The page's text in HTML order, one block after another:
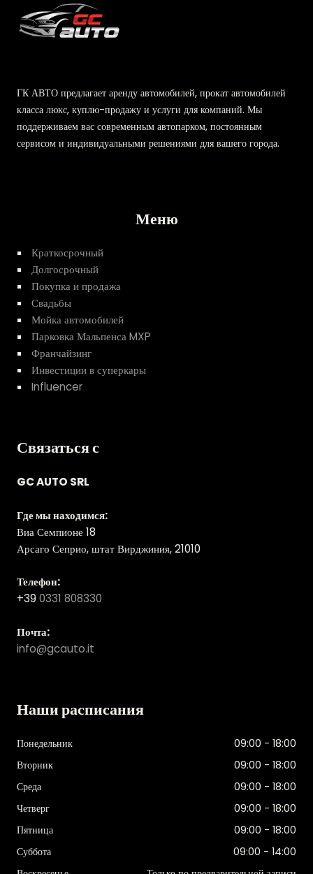
ГК АВТО предлагает аренду автомобилей, прокат автомобилей
класса люкс, куплю-продажу и услуги для компаний. Мы
поддерживаем вас современным автопарком, постоянным
сервисом и индивидуальными решениями для вашего города.
Меню
Краткосрочный
Долгосрочный
Покупка и продажа
Свадьбы
Мойка автомобилей
Парковка Мальпенса MXP
Франчайзинг
Инвестиции в суперкары
Influencer
Связаться с
GC AUTO SRL
Где мы находимся:
Виа Семпионе 18
Арсаго Сеприо, штат Вирджиния, 21010
Телефон:
+39 0331 808330
Почта:
info@gcauto.it
Наши расписания
Понедельник
09:00 - 18:00
Вторник
09:00 - 18:00
Среда
09:00 - 18:00
Четверг
09:00 - 18:00
Пятница
09:00 - 18:00
Суббота
09:00 - 14:00